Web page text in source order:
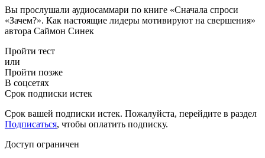
Вы прослушали аудиосаммари по книге «Сначала спроси
«Зачем?». Как настоящие лидеры мотивируют на свершения»
автора Саймон Синек
Пройти тест
или
Пройти позже
В соцсетях
Срок подписки истек
Срок вашей подписки истек. Пожалуйста, перейдите в раздел
Подписаться, чтобы оплатить подписку.
Доступ ограничен